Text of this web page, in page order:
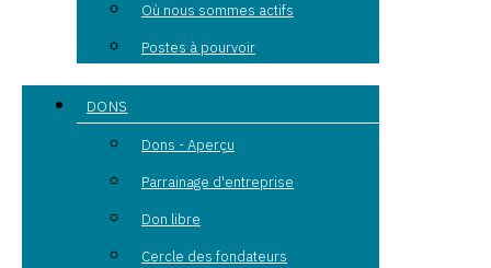
Où nous sommes actifs
Postes à pourvoir
DONS
Dons - Aperçu
Parrainage d'entreprise
Don libre
Cercle des fondateurs